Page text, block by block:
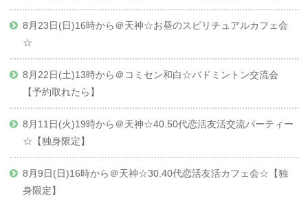
8月23日(日)16時から＠天神☆お昼のスピリチュアルカフェ会
☆
8月22日(土)13時から＠コミセン和白☆バドミントン交流会
【予約取れたら】
8月11日(火)19時から＠天神☆40.50代恋活友活交流パーティー
☆【独身限定】
8月9日(日)16時から＠天神☆30.40代恋活友活カフェ会☆【独
身限定】